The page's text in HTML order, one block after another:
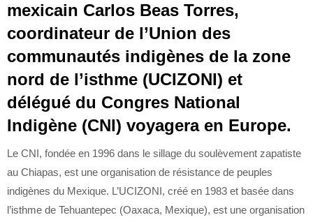
mexicain Carlos Beas Torres,
coordinateur de l’Union des
communautés indigènes de la zone
nord de l’isthme (UCIZONI) et
délégué du Congres National
Indigène (CNI) voyagera en Europe.
Le CNI, fondée en 1996 dans le sillage du soulèvement zapatiste
au Chiapas, est une organisation de résistance de peuples
indigènes du Mexique. L’UCIZONI, créé en 1983 et basée dans
l’isthme de Tehuantepec (Oaxaca, Mexique), est une organisation